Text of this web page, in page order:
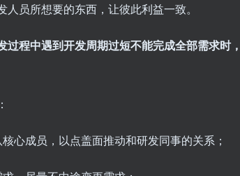
员所想要的东西，让彼此利益一致。
程中遇到开发周期过短不能完成全部需求时
心成员，以点盖面推动和研发同事的关系；